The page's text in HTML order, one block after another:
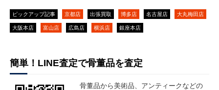
ピックアップ記事 京都店 出張買取 博多店 名古屋店 大丸梅田店
大阪本店 富山店 広島店 横浜店 銀座本店
簡単！LINE査定で骨董品を査定
骨董品から美術品、アンティークなどの